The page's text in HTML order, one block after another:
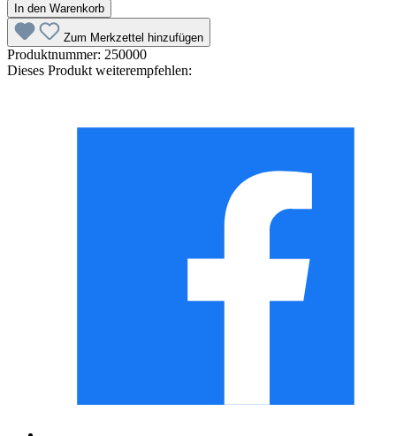
In den Warenkorb
Zum Merkzettel hinzufügen
Produktnummer: 250000
Dieses Produkt weiterempfehlen: